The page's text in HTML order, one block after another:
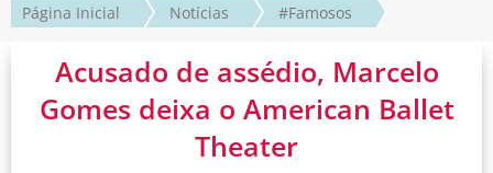
Página Inicial Notícias #Famosos
Acusado de assédio, Marcelo
Gomes deixa o American Ballet
Theater